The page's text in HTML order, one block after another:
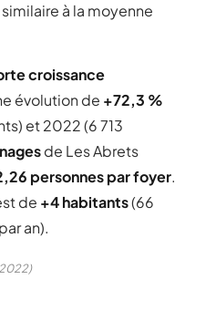
à la moyenne
croissance
évolution de +72,3 %
et 2022 (6 713
de Les Abrets
personnes par foyer.
de +4 habitants(66
an).